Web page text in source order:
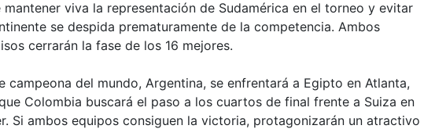
mantener viva la representación de Sudamérica en el torneo y evitar
se despida prematuramente de la competencia. Ambos
cerrarán la fase de los 16 mejores.
campeona del mundo, Argentina, se enfrentará a Egipto en Atlanta,
Colombia buscará el paso a los cuartos de final frente a Suiza en
Si ambos equipos consiguen la victoria, protagonizarán un atractivo